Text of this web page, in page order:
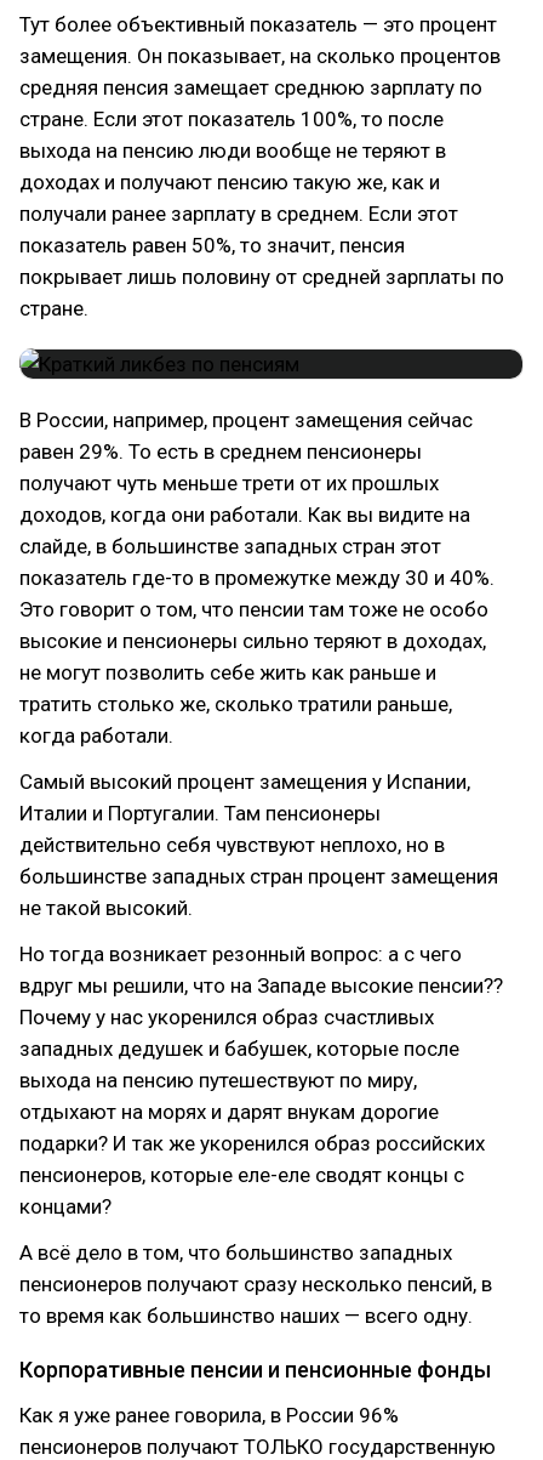
Тут более объективный показатель — это процент
замещения. Он показывает, на сколько процентов
средняя пенсия замещает среднюю зарплату по
стране. Если этот показатель 100%, то после
выхода на пенсию люди вообще не теряют в
доходах и получают пенсию такую же, как и
получали ранее зарплату в среднем. Если этот
показатель равен 50%, то значит, пенсия
покрывает лишь половину от средней зарплаты по
стране.
В России, например, процент замещения сейчас
равен 29%. То есть в среднем пенсионеры
получают чуть меньше трети от их прошлых
доходов, когда они работали. Как вы видите на
слайде, в большинстве западных стран этот
показатель где-то в промежутке между 30 и 40%.
Это говорит о том, что пенсии там тоже не особо
высокие и пенсионеры сильно теряют в доходах,
не могут позволить себе жить как раньше и
тратить столько же, сколько тратили раньше,
когда работали.
Самый высокий процент замещения у Испании,
Италии и Португалии. Там пенсионеры
действительно себя чувствуют неплохо, но в
большинстве западных стран процент замещения
не такой высокий.
Но тогда возникает резонный вопрос: а с чего
вдруг мы решили, что на Западе высокие пенсии??
Почему у нас укоренился образ счастливых
западных дедушек и бабушек, которые после
выхода на пенсию путешествуют по миру,
отдыхают на морях и дарят внукам дорогие
подарки? И так же укоренился образ российских
пенсионеров, которые еле-еле сводят концы с
концами?
А всё дело в том, что большинство западных
пенсионеров получают сразу несколько пенсий, в
то время как большинство наших — всего одну.
Корпоративные пенсии и пенсионные фонды
Как я уже ранее говорила, в России 96%
пенсионеров получают ТОЛЬКО государственную